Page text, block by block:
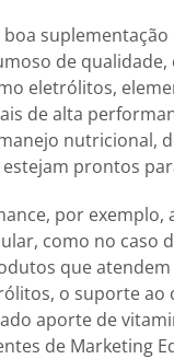
de
eletrólitos,
de alta
nutricional,
prontos
por
como no
que
o suporte ao
aporte de
de Marketing